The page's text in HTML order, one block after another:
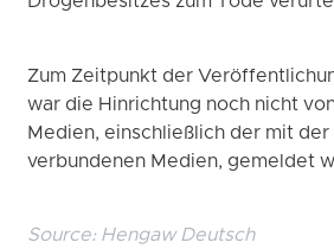
Zum Zeitpunkt der
war die Hinrichtung noch nicht
Medien, einschließlich der mit der
verbundenen Medien, gemeldet
Source: Hengaw Deutsch